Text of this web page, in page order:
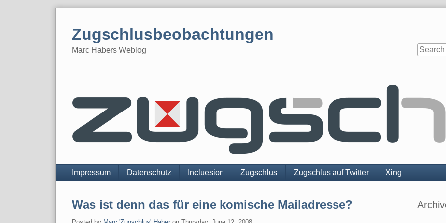
Zugschlusbeobachtungen
Marc Habers Weblog
Navigation
Impressum Datenschutz Incluesion Zugschlus Zugschlus auf Twitter Xing
Was ist denn das für eine komische Mailadresse? Sidebar